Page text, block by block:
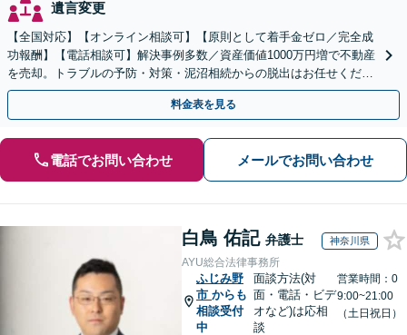
遺言変更
【全国対応】【オンライン相談可】【原則として着手金ゼロ／完全成
功報酬】【電話相談可】解決事例多数／資産価値1000万円増で不動産
を売却。トラブルの予防・対策・泥沼相続からの脱出はお任せくださ
い！法律と税務を一体的に対応します
料金表を見る
電話でお問い合わせ メールでお問い合わせ
白鳥 佑記 弁護士 神奈川県
AYU総合法律事務所
ふじみ野
市 からも
相談受付
中
面談方法(対
面・電話・ビデ
オなど)は応相
談
営業時間：0
9:00~21:00
（土日祝日）